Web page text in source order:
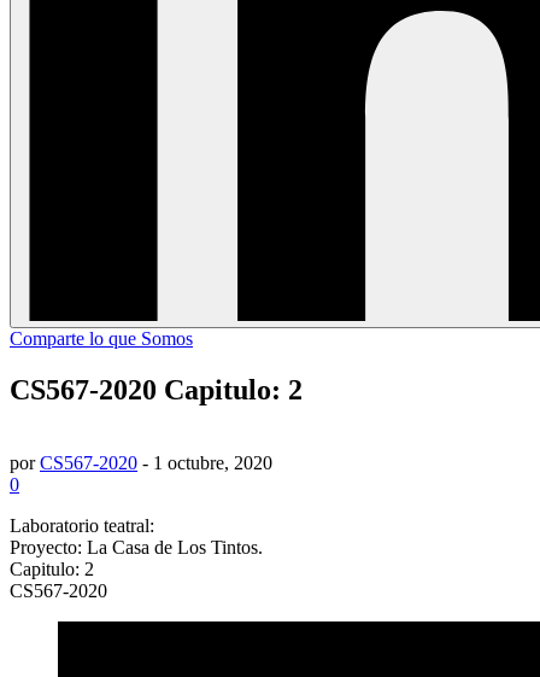
Comparte lo que Somos
CS567-2020 Capitulo: 2
porCS567-2020 - 1 octubre, 2020
0
Laboratorio teatral:
Proyecto: La Casa de Los Tintos.
Capitulo: 2
CS567-2020